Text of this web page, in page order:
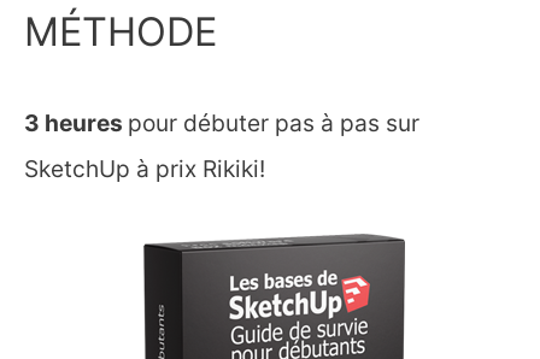
MÉTHODE
3 heures pour débuter pas à pas sur
SketchUp à prix Rikiki!